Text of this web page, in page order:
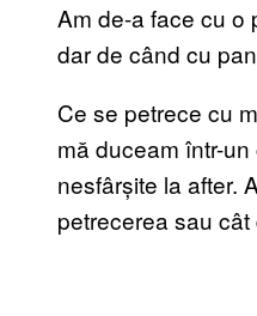
Am de-a face cu o
dar de când cu
Ce se petrece cu
mă duceam într-
nesfârșite la after.
petrecerea sau cât